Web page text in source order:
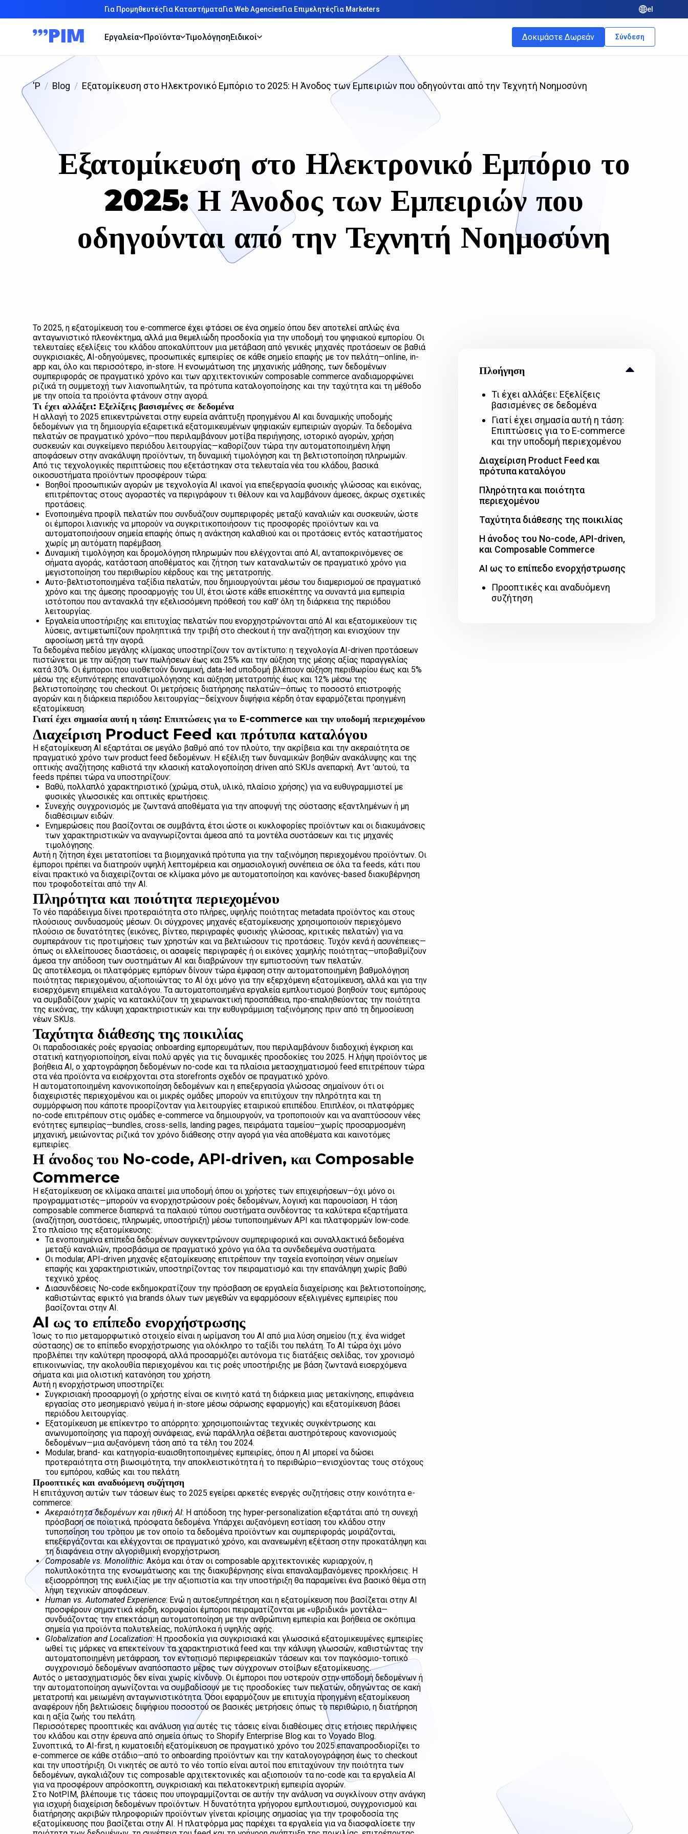
Για ΠρομηθευτέςΓια ΚαταστήματαΓια Web AgenciesΓια ΕπιμελητέςΓια Marketers el
Εργαλεία Προϊόντα ΤιμολόγησηΕιδικοί Δοκιμάστε Δωρεάν Σύνδεση
'P Blog Εξατομίκευση στο Ηλεκτρονικό Εμπόριο το 2025: Η Άνοδος των Εμπειριών που οδηγούνται από την Τεχνητή Νοημοσύνη
Εξατομίκευση στο Ηλεκτρονικό Εμπόριο το
2025: Η Άνοδος των Εμπειριών που
οδηγούνται από την Τεχνητή Νοημοσύνη
Το 2025, η εξατομίκευση του e-commerce έχει φτάσει σε ένα σημείο όπου δεν αποτελεί απλώς ένα
ανταγωνιστικό πλεονέκτημα, αλλά μια θεμελιώδη προσδοκία για την υποδομή του ψηφιακού εμπορίου. Οι
τελευταίες εξελίξεις του κλάδου αποκαλύπτουν μια μετάβαση από γενικές μηχανές προτάσεων σε βαθιά
συγκρισιακές, AI-οδηγούμενες, προσωπικές εμπειρίες σε κάθε σημείο επαφής με τον πελάτη—online, in-
app και, όλο και περισσότερο, in-store. Η ενσωμάτωση της μηχανικής μάθησης, των δεδομένων
συμπεριφοράς σε πραγματικό χρόνο και των αρχιτεκτονικών composable commerce αναδιαμορφώνει
ριζικά τη συμμετοχή των λιανοπωλητών, τα πρότυπα καταλογοποίησης και την ταχύτητα και τη μέθοδο
με την οποία τα προϊόντα φτάνουν στην αγορά.
Τι έχει αλλάξει: Εξελίξεις βασισμένες σε δεδομένα
Η αλλαγή το 2025 επικεντρώνεται στην ευρεία ανάπτυξη προηγμένου AI και δυναμικής υποδομής
δεδομένων για τη δημιουργία εξαιρετικά εξατομικευμένων ψηφιακών εμπειριών αγορών. Τα δεδομένα
πελατών σε πραγματικό χρόνο—που περιλαμβάνουν μοτίβα περιήγησης, ιστορικό αγορών, χρήση
συσκευών και συγκείμενο περιόδου λειτουργίας—καθορίζουν τώρα την αυτοματοποιημένη λήψη
αποφάσεων στην ανακάλυψη προϊόντων, τη δυναμική τιμολόγηση και τη βελτιστοποίηση πληρωμών.
Από τις τεχνολογικές περιπτώσεις που εξετάστηκαν στα τελευταία νέα του κλάδου, βασικά
οικοσυστήματα προϊόντων προσφέρουν τώρα:
Βοηθοί προσωπικών αγορών με τεχνολογία AI ικανοί για επεξεργασία φυσικής γλώσσας και εικόνας,
επιτρέποντας στους αγοραστές να περιγράφουν τι θέλουν και να λαμβάνουν άμεσες, άκρως σχετικές
προτάσεις.
Ενοποιημένα προφίλ πελατών που συνδυάζουν συμπεριφορές μεταξύ καναλιών και συσκευών, ώστε
οι έμποροι λιανικής να μπορούν να συγκριτικοποιήσουν τις προσφορές προϊόντων και να
αυτοματοποιήσουν σημεία επαφής όπως η ανάκτηση καλαθιού και οι προτάσεις εντός καταστήματος
χωρίς μη αυτόματη παρέμβαση.
Δυναμική τιμολόγηση και δρομολόγηση πληρωμών που ελέγχονται από AI, ανταποκρινόμενες σε
σήματα αγοράς, κατάσταση αποθέματος και ζήτηση των καταναλωτών σε πραγματικό χρόνο για
μεγιστοποίηση του περιθωρίου κέρδους και της μετατροπής.
Αυτο-βελτιστοποιημένα ταξίδια πελατών, που δημιουργούνται μέσω του διαμερισμού σε πραγματικό
χρόνο και της άμεσης προσαρμογής του UI, έτσι ώστε κάθε επισκέπτης να συναντά μια εμπειρία
ιστότοπου που αντανακλά την εξελισσόμενη πρόθεσή του καθ' όλη τη διάρκεια της περιόδου
λειτουργίας.
Εργαλεία υποστήριξης και επιτυχίας πελατών που ενορχηστρώνονται από AI και εξατομικεύουν τις
λύσεις, αντιμετωπίζουν προληπτικά την τριβή στο checkout ή την αναζήτηση και ενισχύουν την
αφοσίωση μετά την αγορά.
Τα δεδομένα πεδίου μεγάλης κλίμακας υποστηρίζουν τον αντίκτυπο: η τεχνολογία AI-driven προτάσεων
πιστώνεται με την αύξηση των πωλήσεων έως και 25% και την αύξηση της μέσης αξίας παραγγελίας
κατά 30%. Οι έμποροι που υιοθετούν δυναμική, data-led υποδομή βλέπουν αύξηση περιθωρίου έως και 5%
μέσω της εξυπνότερης επανατιμολόγησης και αύξηση μετατροπής έως και 12% μέσω της
βελτιστοποίησης του checkout. Οι μετρήσεις διατήρησης πελατών—όπως το ποσοστό επιστροφής
αγορών και η διάρκεια περιόδου λειτουργίας—δείχνουν διψήφια κέρδη όταν εφαρμόζεται προηγμένη
εξατομίκευση.
Γιατί έχει σημασία αυτή η τάση: Επιπτώσεις για το E-commerce και την υποδομή περιεχομένου
Διαχείριση Product Feed και πρότυπα καταλόγου
Η εξατομίκευση AI εξαρτάται σε μεγάλο βαθμό από τον πλούτο, την ακρίβεια και την ακεραιότητα σε
πραγματικό χρόνο των product feed δεδομένων. Η εξέλιξη των δυναμικών βοηθών ανακάλυψης και της
οπτικής αναζήτησης καθιστά την κλασική καταλογοποίηση driven από SKUs ανεπαρκή. Αντ 'αυτού, τα
feeds πρέπει τώρα να υποστηρίζουν:
Βαθύ, πολλαπλό χαρακτηριστικό (χρώμα, στυλ, υλικό, πλαίσιο χρήσης) για να ευθυγραμμιστεί με
φυσικές γλωσσικές και οπτικές ερωτήσεις.
Συνεχής συγχρονισμός με ζωντανά αποθέματα για την αποφυγή της σύστασης εξαντλημένων ή μη
διαθέσιμων ειδών.
Ενημερώσεις που βασίζονται σε συμβάντα, έτσι ώστε οι κυκλοφορίες προϊόντων και οι διακυμάνσεις
των χαρακτηριστικών να αναγνωρίζονται άμεσα από τα μοντέλα συστάσεων και τις μηχανές
τιμολόγησης.
Αυτή η ζήτηση έχει μετατοπίσει τα βιομηχανικά πρότυπα για την ταξινόμηση περιεχομένου προϊόντων. Οι
έμποροι πρέπει να διατηρούν υψηλή λεπτομέρεια και σημασιολογική συνέπεια σε όλα τα feeds, κάτι που
είναι πρακτικό να διαχειρίζονται σε κλίμακα μόνο με αυτοματοποίηση και κανόνες-based διακυβέρνηση
που τροφοδοτείται από την AI.
Πληρότητα και ποιότητα περιεχομένου
Το νέο παράδειγμα δίνει προτεραιότητα στο πλήρες, υψηλής ποιότητας metadata προϊόντος και στους
πλούσιους συνδυασμούς μέσων. Οι σύγχρονες μηχανές εξατομίκευσης χρησιμοποιούν περιεχόμενο
πλούσιο σε δυνατότητες (εικόνες, βίντεο, περιγραφές φυσικής γλώσσας, κριτικές πελατών) για να
συμπεράνουν τις προτιμήσεις των χρηστών και να βελτιώσουν τις προτάσεις. Τυχόν κενά ή ασυνέπειες—
όπως οι ελλείπουσες διαστάσεις, οι ασαφείς περιγραφές ή οι εικόνες χαμηλής ποιότητας—υποβαθμίζουν
άμεσα την απόδοση των συστημάτων AI και διαβρώνουν την εμπιστοσύνη των πελατών.
Ως αποτέλεσμα, οι πλατφόρμες εμπόρων δίνουν τώρα έμφαση στην αυτοματοποιημένη βαθμολόγηση
ποιότητας περιεχομένου, αξιοποιώντας το AI όχι μόνο για την εξερχόμενη εξατομίκευση, αλλά και για την
εισερχόμενη επιμέλεια καταλόγου. Τα αυτοματοποιημένα εργαλεία εμπλουτισμού βοηθούν τους εμπόρους
να συμβαδίζουν χωρίς να κατακλύζουν τη χειρωνακτική προσπάθεια, προ-επαληθεύοντας την ποιότητα
της εικόνας, την κάλυψη χαρακτηριστικών και την ευθυγράμμιση ταξινόμησης πριν από τη δημοσίευση
νέων SKUs.
Ταχύτητα διάθεσης της ποικιλίας
Οι παραδοσιακές ροές εργασίας onboarding εμπορευμάτων, που περιλαμβάνουν διαδοχική έγκριση και
στατική κατηγοριοποίηση, είναι πολύ αργές για τις δυναμικές προσδοκίες του 2025. Η λήψη προϊόντος με
βοήθεια AI, ο χαρτογράφηση δεδομένων no-code και τα πλαίσια μετασχηματισμού feed επιτρέπουν τώρα
στα νέα προϊόντα να εισέρχονται στα storefronts σχεδόν σε πραγματικό χρόνο.
Η αυτοματοποιημένη κανονικοποίηση δεδομένων και η επεξεργασία γλώσσας σημαίνουν ότι οι
διαχειριστές περιεχομένου και οι μικρές ομάδες μπορούν να επιτύχουν την πληρότητα και τη
συμμόρφωση που κάποτε προορίζονταν για λειτουργίες εταιρικού επιπέδου. Επιπλέον, οι πλατφόρμες
no-code επιτρέπουν στις ομάδες e-commerce να δημιουργούν, να τροποποιούν και να αναπτύσσουν νέες
ενότητες εμπειρίας—bundles, cross-sells, landing pages, πειράματα ταμείου—χωρίς προσαρμοσμένη
μηχανική, μειώνοντας ριζικά τον χρόνο διάθεσης στην αγορά για νέα αποθέματα και καινοτόμες
εμπειρίες.
Η άνοδος του No-code, API-driven, και Composable
Commerce
Η εξατομίκευση σε κλίμακα απαιτεί μια υποδομή όπου οι χρήστες των επιχειρήσεων—όχι μόνο οι
προγραμματιστές—μπορούν να ενορχηστρώσουν ροές δεδομένων, λογική και παρουσίαση. Η τάση
composable commerce διαπερνά τα παλαιού τύπου συστήματα συνδέοντας τα καλύτερα εξαρτήματα
(αναζήτηση, συστάσεις, πληρωμές, υποστήριξη) μέσω τυποποιημένων API και πλατφορμών low-code.
Στο πλαίσιο της εξατομίκευσης:
Τα ενοποιημένα επίπεδα δεδομένων συγκεντρώνουν συμπεριφορικά και συναλλακτικά δεδομένα
μεταξύ καναλιών, προσβάσιμα σε πραγματικό χρόνο για όλα τα συνδεδεμένα συστήματα.
Οι modular, API-driven μηχανές εξατομίκευσης επιτρέπουν την ταχεία ενοποίηση νέων σημείων
επαφής και χαρακτηριστικών, υποστηρίζοντας τον πειραματισμό και την επανάληψη χωρίς βαθύ
τεχνικό χρέος.
Διασυνδέσεις No-code εκδημοκρατίζουν την πρόσβαση σε εργαλεία διαχείρισης και βελτιστοποίησης,
καθιστώντας εφικτό για brands όλων των μεγεθών να εφαρμόσουν εξελιγμένες εμπειρίες που
βασίζονται στην AI.
AI ως το επίπεδο ενορχήστρωσης
Ίσως το πιο μεταμορφωτικό στοιχείο είναι η ωρίμανση του AI από μια λύση σημείου (π.χ. ένα widget
σύστασης) σε το επίπεδο ενορχήστρωσης για ολόκληρο το ταξίδι του πελάτη. Το AI τώρα όχι μόνο
προβλέπει την καλύτερη προσφορά, αλλά προσαρμόζει αυτόνομα τις διατάξεις σελίδας, τον χρονισμό
επικοινωνίας, την ακολουθία περιεχομένου και τις ροές υποστήριξης με βάση ζωντανά εισερχόμενα
σήματα και μια ολιστική κατανόηση του χρήστη.
Αυτή η ενορχήστρωση υποστηρίζει:
Συγκρισιακή προσαρμογή (ο χρήστης είναι σε κινητό κατά τη διάρκεια μιας μετακίνησης, επιφάνεια
εργασίας στο μεσημεριανό γεύμα ή in-store μέσω σάρωσης εφαρμογής) και εξατομίκευση βάσει
περιόδου λειτουργίας.
Εξατομίκευση με επίκεντρο το απόρρητο: χρησιμοποιώντας τεχνικές συγκέντρωσης και
ανωνυμοποίησης για παροχή συνάφειας, ενώ παράλληλα σέβεται αυστηρότερους κανονισμούς
δεδομένων—μια αυξανόμενη τάση από τα τέλη του 2024.
Modular, brand- και κατηγορία-ευαισθητοποιημένες εμπειρίες, όπου η AI μπορεί να δώσει
προτεραιότητα στη βιωσιμότητα, την αποκλειστικότητα ή το περιθώριο—ενισχύοντας τους στόχους
του εμπόρου, καθώς και του πελάτη.
Προοπτικές και αναδυόμενη συζήτηση
Η επιτάχυνση αυτών των τάσεων έως το 2025 εγείρει αρκετές ενεργές συζητήσεις στην κοινότητα e-
commerce:
Ακεραιότητα δεδομένων και ηθική AI: Η απόδοση της hyper-personalization εξαρτάται από τη συνεχή
πρόσβαση σε ποιοτικά, πρόσφατα δεδομένα. Υπάρχει αυξανόμενη εστίαση του κλάδου στην
τυποποίηση του τρόπου με τον οποίο τα δεδομένα προϊόντων και συμπεριφοράς μοιράζονται,
επεξεργάζονται και ελέγχονται σε πραγματικό χρόνο, και ανανεωμένη εξέταση στην προκατάληψη και
τη διαφάνεια στην αλγοριθμική ενορχήστρωση.
Composable vs. Monolithic: Ακόμα και όταν οι composable αρχιτεκτονικές κυριαρχούν, η
πολυπλοκότητα της ενσωμάτωσης και της διακυβέρνησης είναι επαναλαμβανόμενες προκλήσεις. Η
εξισορρόπηση της ευελιξίας με την αξιοπιστία και την υποστήριξη θα παραμείνει ένα βασικό θέμα στη
λήψη τεχνικών αποφάσεων.
Human vs. Automated Experience: Ενώ η αυτοεξυπηρέτηση και η εξατομίκευση που βασίζεται στην ΑΙ
προσφέρουν σημαντικά κέρδη, κορυφαίοι έμποροι πειραματίζονται με «υβριδικά» μοντέλα—
συνδυάζοντας την επεκτάσιμη αυτοματοποίηση με την ανθρώπινη εμπειρία και βοήθεια σε σκόπιμα
σημεία για προϊόντα πολυτελείας, πολύπλοκα ή υψηλής αφής.
Globalization and Localization: Η προσδοκία για συγκρισιακά και γλωσσικά εξατομικευμένες εμπειρίες
ωθεί τις μάρκες να επεκτείνουν τα χαρακτηριστικά feed και την κάλυψη γλωσσών, καθιστώντας την
αυτοματοποιημένη μετάφραση, τον εντοπισμό περιφερειακών τάσεων και τον παγκόσμιο-τοπικό
συγχρονισμό δεδομένων αναπόσπαστο μέρος των σύγχρονων στοίβων εξατομίκευσης.
Αυτός ο μετασχηματισμός δεν είναι χωρίς κίνδυνο. Οι έμποροι που υστερούν στην υποδομή δεδομένων ή
την αυτοματοποίηση αγωνίζονται να συμβαδίσουν με τις προσδοκίες των πελατών, οδηγώντας σε κακή
μετατροπή και μειωμένη ανταγωνιστικότητα. Όσοι εφαρμόζουν με επιτυχία προηγμένη εξατομίκευση
αναφέρουν ήδη βελτιώσεις διψήφιου ποσοστού σε βασικές μετρήσεις όπως το περιθώριο, η διατήρηση
και η αξία ζωής του πελάτη.
Περισσότερες προοπτικές και ανάλυση για αυτές τις τάσεις είναι διαθέσιμες στις ετήσιες περιλήψεις
του κλάδου και στην έρευνα από σημεία όπως το Shopify Enterprise Blog και το Voyado Blog.
Συνοπτικά, το AI-first, η κυματοειδή εξατομίκευση σε πραγματικό χρόνο του 2025 επαναπροσδιορίζει το
e-commerce σε κάθε στάδιο—από το onboarding προϊόντων και την καταλογογράφηση έως το checkout
και την υποστήριξη. Οι νικητές σε αυτό το νέο τοπίο είναι αυτοί που επιταχύνουν την ποιότητα των
δεδομένων, αγκαλιάζουν τις composable αρχιτεκτονικές και αξιοποιούν τα no-code και τα εργαλεία AI
για να προσφέρουν απρόσκοπτη, συγκρισιακή και πελατοκεντρική εμπειρία αγορών.
Στο NotPIM, βλέπουμε τις τάσεις που υπογραμμίζονται σε αυτήν την ανάλυση να συγκλίνουν στην ανάγκη
για ισχυρή διαχείριση δεδομένων προϊόντων. Η δυνατότητα γρήγορου εμπλουτισμού, συγχρονισμού και
διατήρησης ακριβών πληροφοριών προϊόντων γίνεται κρίσιμης σημασίας για την τροφοδοσία της
εξατομίκευσης που βασίζεται στην AI. Η πλατφόρμα μας παρέχει τα εργαλεία για να διασφαλίσετε την
Πλοήγηση
Τι έχει αλλάξει: Εξελίξεις
βασισμένες σε δεδομένα
Γιατί έχει σημασία αυτή η τάση:
Επιπτώσεις για το E-commerce
και την υποδομή περιεχομένου
Διαχείριση Product Feed και
πρότυπα καταλόγου
Πληρότητα και ποιότητα
περιεχομένου
Ταχύτητα διάθεσης της ποικιλίας
Η άνοδος του No-code, API-driven,
και Composable Commerce
AI ως το επίπεδο ενορχήστρωσης
Προοπτικές και αναδυόμενη
συζήτηση